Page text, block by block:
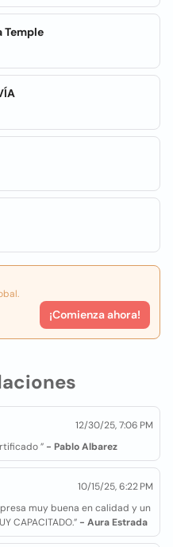
Temple
¡Comienza ahora!
12/30/25, 7:06 PM
” - Pablo Albarez
10/15/25, 6:22 PM
muy buena en calidad y un
CAPACITADO.” - Aura Estrada